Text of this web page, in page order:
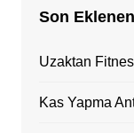
Son
Uzaktan
Kas Yapma